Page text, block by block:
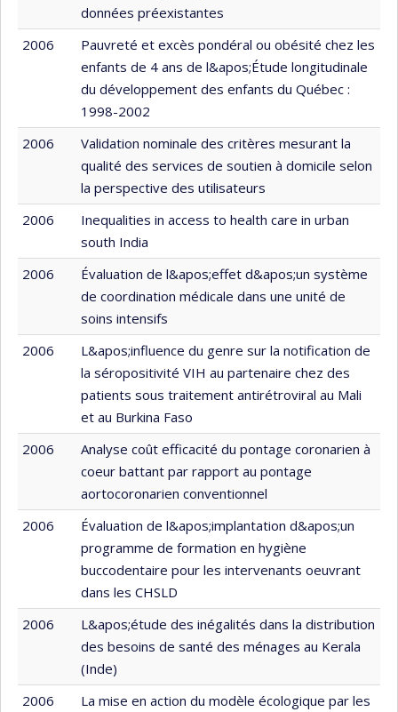
données préexistantes
2006
Pauvreté et excès pondéral ou obésité chez les
enfants de 4 ans de l&apos;Étude longitudinale
du développement des enfants du Québec :
1998-2002
2006
Validation nominale des critères mesurant la
qualité des services de soutien à domicile selon
la perspective des utilisateurs
2006
Inequalities in access to health care in urban
south India
2006
Évaluation de l&apos;effet d&apos;un système
de coordination médicale dans une unité de
soins intensifs
2006
L&apos;influence du genre sur la notification de
la séropositivité VIH au partenaire chez des
patients sous traitement antirétroviral au Mali
et au Burkina Faso
2006
Analyse coût efficacité du pontage coronarien à
coeur battant par rapport au pontage
aortocoronarien conventionnel
2006
Évaluation de l&apos;implantation d&apos;un
programme de formation en hygiène
buccodentaire pour les intervenants oeuvrant
dans les CHSLD
2006
L&apos;étude des inégalités dans la distribution
des besoins de santé des ménages au Kerala
(Inde)
2006
La mise en action du modèle écologique par les